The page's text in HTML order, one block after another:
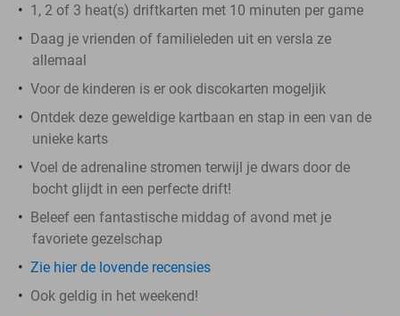
1, 2 of 3 heat(s) driftkarten met 10 minuten per game
Daag je vrienden of familieleden uit en versla ze
allemaal
Voor de kinderen is er ook discokarten mogeljik
Ontdek deze geweldige kartbaan en stap in een van de
unieke karts
Voel de adrenaline stromen terwijl je dwars door de
bocht glijdt in een perfecte drift!
Beleef een fantastische middag of avond met je
favoriete gezelschap
Zie hier de lovende recensies
Ook geldig in het weekend!